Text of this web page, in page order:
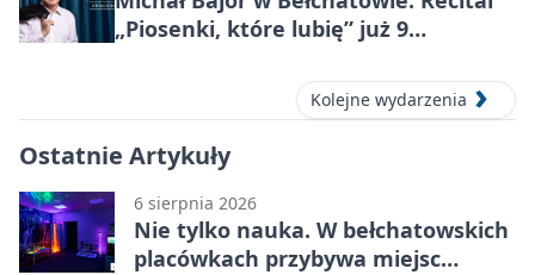
„Piosenki, które lubię” już 9
Kolejne wydarzenia
Ostatnie Artykuły
6 sierpnia 2026
Nie tylko nauka. W bełchatowskich
placówkach przybywa miejsc